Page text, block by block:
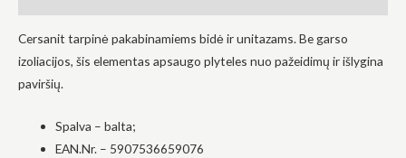
Cersanit tarpinė pakabinamiems bidė ir unitazams. Be garso
izoliacijos, šis elementas apsaugo plyteles nuo pažeidimų ir išlygina
paviršių.
Spalva – balta;
EAN.Nr. – 5907536659076
į tai, kaip
svetainė yra
naudojama.
Patirtis
Kad mūsų